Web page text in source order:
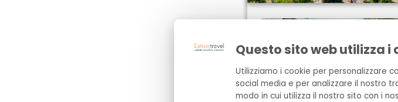
Questo sito web utilizza i
Utilizziamo i cookie per personalizzare
social media e per analizzare il nostro
modo in cui utilizza il nostro sito con i